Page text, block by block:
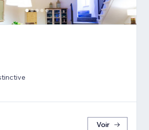
Voir